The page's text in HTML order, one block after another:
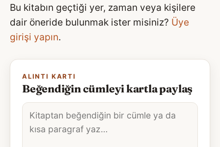
Bu kitabın geçtiği yer, zaman veya kişilere
dair öneride bulunmak ister misiniz? Üye
girişi yapın.
ALINTI KARTI
Beğendiğin cümleyi kartla paylaş
Alıntı
metni